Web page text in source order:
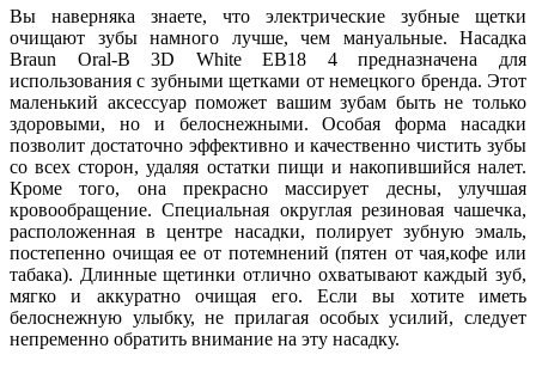
Вы наверняка знаете, что электрические зубные щетки
очищают зубы намного лучше, чем мануальные. Насадка
Braun Oral-B 3D White EB18 4 предназначена для
использования с зубными щетками от немецкого бренда. Этот
маленький аксессуар поможет вашим зубам быть не только
здоровыми, но и белоснежными. Особая форма насадки
позволит достаточно эффективно и качественно чистить зубы
со всех сторон, удаляя остатки пищи и накопившийся налет.
Кроме того, она прекрасно массирует десны, улучшая
кровообращение. Специальная округлая резиновая чашечка,
расположенная в центре насадки, полирует зубную эмаль,
постепенно очищая ее от потемнений (пятен от чая,кофе или
табака). Длинные щетинки отлично охватывают каждый зуб,
мягко и аккуратно очищая его. Если вы хотите иметь
белоснежную улыбку, не прилагая особых усилий, следует
непременно обратить внимание на эту насадку.